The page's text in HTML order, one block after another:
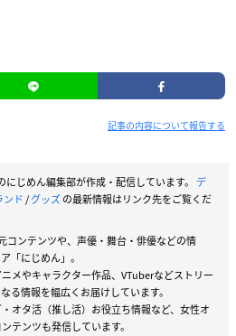
記事の内容について報告する
にじめん編集部が作成・配信しています。 デ
ンド/グッズの最新情報はリンク先をご覧くだ
コンテンツや、声優・舞台・俳優などの情
「にじめん」。
メやキャラクター作品、VTuberなどストリー
る情報を幅広くお届けしています。
オタ活（推し活）お役立ち情報など、女性オ
テンツも発信しています。